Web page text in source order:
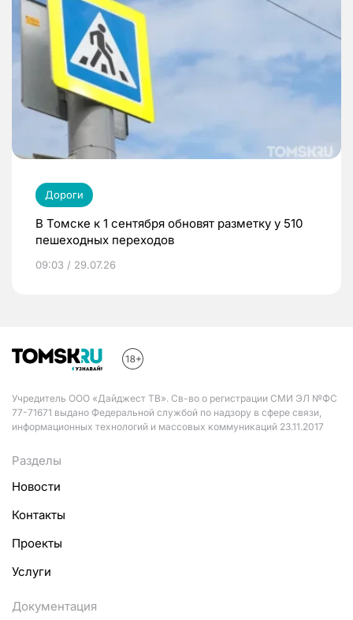
Дороги
В Томске к 1 сентября обновят разметку у 510
пешеходных переходов
09:03 / 29.07.26
Учредитель ООО «Дайджест ТВ». Св-во о регистрации СМИ ЭЛ №ФС
77-71671 выдано Федеральной службой по надзору в сфере связи,
информационных технологий и массовых коммуникаций 23.11.2017
Разделы
Новости
Контакты
Проекты
Услуги
Документация